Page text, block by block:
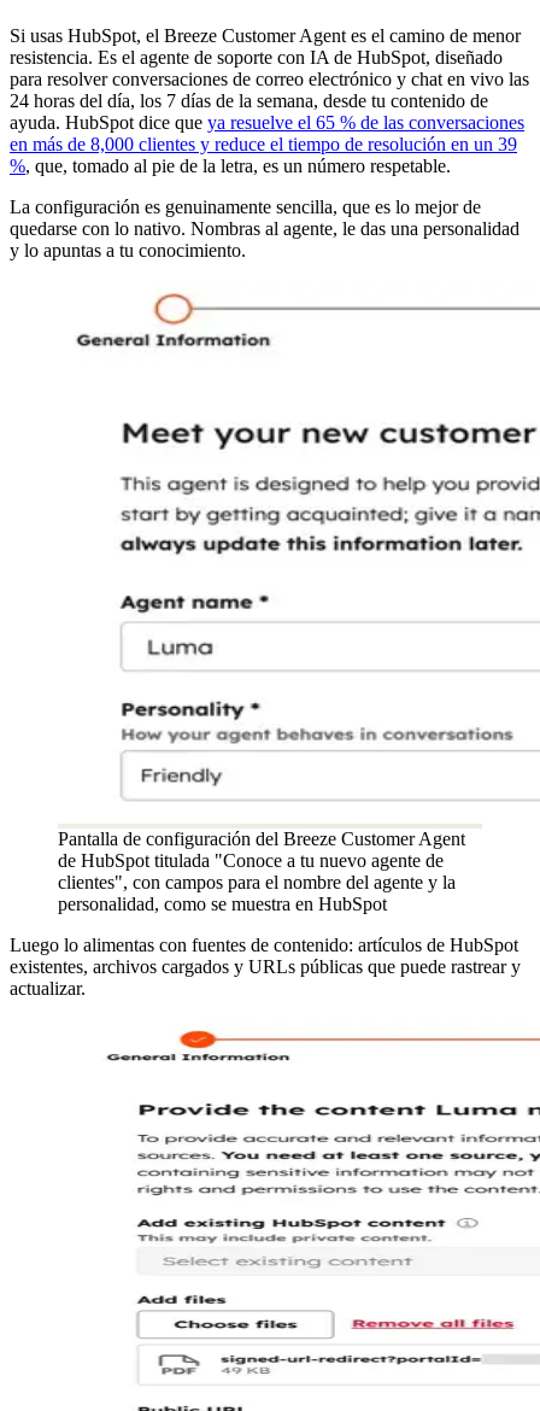
Si usas HubSpot, el Breeze Customer Agent es el camino de menor
resistencia. Es el agente de soporte con IA de HubSpot, diseñado
para resolver conversaciones de correo electrónico y chat en vivo las
24 horas del día, los 7 días de la semana, desde tu contenido de
ayuda. HubSpot dice que ya resuelve el 65 % de las conversaciones
en más de 8,000 clientes y reduce el tiempo de resolución en un 39
%, que, tomado al pie de la letra, es un número respetable.
La configuración es genuinamente sencilla, que es lo mejor de
quedarse con lo nativo. Nombras al agente, le das una personalidad
y lo apuntas a tu conocimiento.
Pantalla de configuración del Breeze Customer Agent
de HubSpot titulada "Conoce a tu nuevo agente de
clientes", con campos para el nombre del agente y la
personalidad, como se muestra en HubSpot
Luego lo alimentas con fuentes de contenido: artículos de HubSpot
existentes, archivos cargados y URLs públicas que puede rastrear y
actualizar.